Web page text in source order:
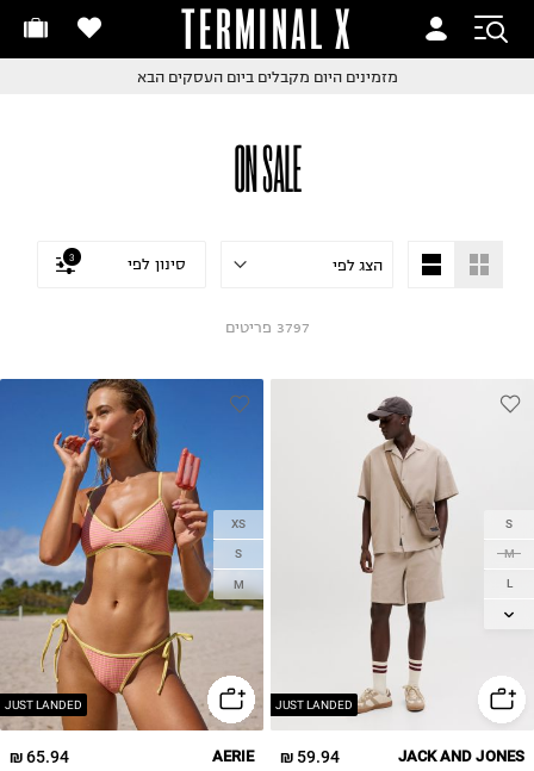
TERMINAL X
החלפות והחזרות בקליקעם שליח עד הבית!
ON SALE
סינון לפי 3
3797 פריטים
JUST LANDED
S
M
L
XL
59.94 ₪ JACK AND JONES
JUST LANDED
XS
S
M
65.94 ₪ AERIE